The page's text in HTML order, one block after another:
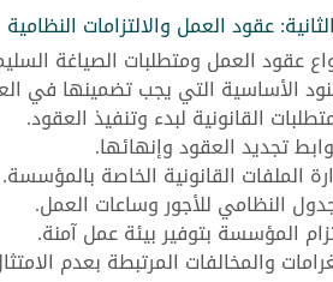
عقود العمل والالتزامات النظامية
عقود العمل ومتطلبات الصياغة
الأساسية التي يجب تضمينها في
القانونية لبدء وتنفيذ العقود.
تجديد العقود وإنهائها.
الملفات القانونية الخاصة بالمؤسسة.
النظامي للأجور وساعات العمل.
المؤسسة بتوفير بيئة عمل آمنة.
والمخالفات المرتبطة بعدم